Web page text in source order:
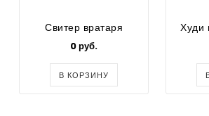
Свитер вратаря
0 руб.
В КОРЗИНУ
Худи